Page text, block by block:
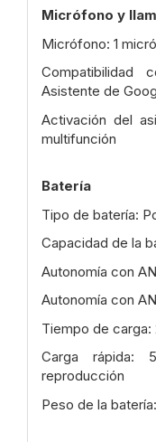
Micrófono y
Micrófono: 1
Asistente de
Activación del
multifunción
Batería
Tipo de batería:
Capacidad de la
Autonomía con
Autonomía con
Tiempo de carga:
Carga rápida:
reproducción
Peso de la